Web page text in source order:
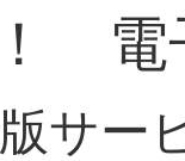
電
サー